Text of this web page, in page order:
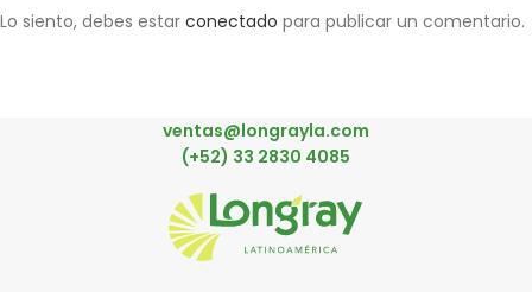
Lo siento, debes estar conectado para publicar un comentario.
ventas@longrayla.com
(+52) 33 2830 4085